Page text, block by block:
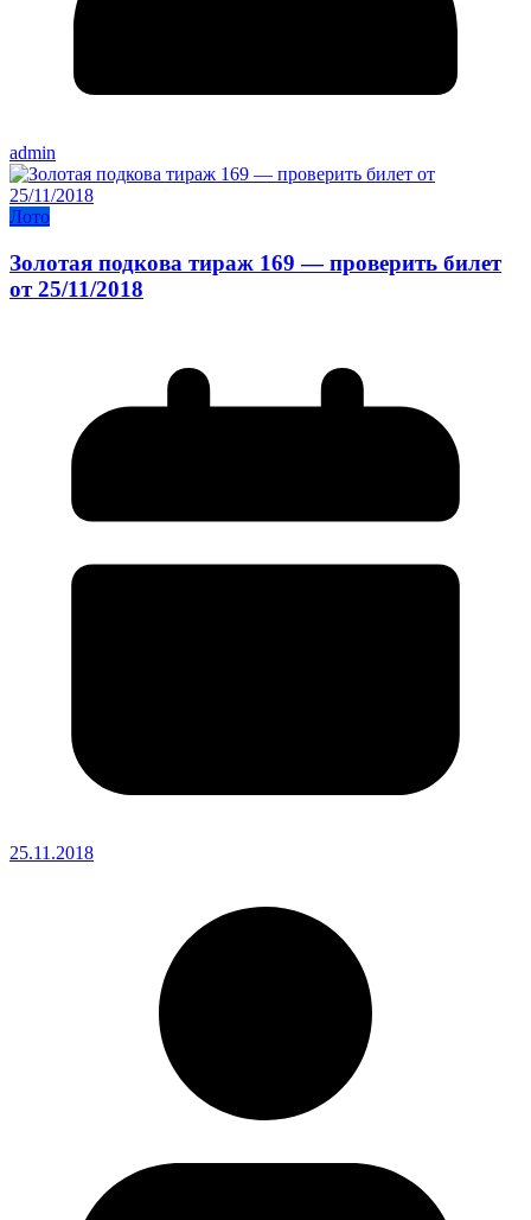
admin
Лото
Золотая подкова тираж 169 — проверить билет
от 25/11/2018
25.11.2018